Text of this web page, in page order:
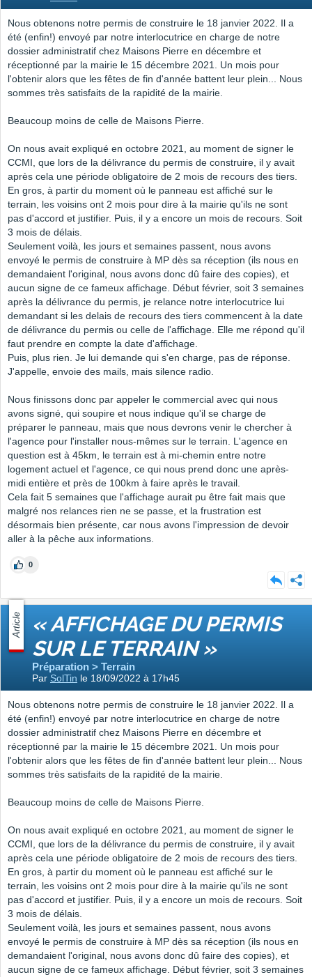
Nous obtenons notre permis de construire le 18 janvier 2022. Il a
été (enfin!) envoyé par notre interlocutrice en charge de notre
dossier administratif chez Maisons Pierre en décembre et
réceptionné par la mairie le 15 décembre 2021. Un mois pour
l'obtenir alors que les fêtes de fin d'année battent leur plein... Nous
sommes très satisfaits de la rapidité de la mairie.
Beaucoup moins de celle de Maisons Pierre.
On nous avait expliqué en octobre 2021, au moment de signer le
CCMI, que lors de la délivrance du permis de construire, il y avait
après cela une période obligatoire de 2 mois de recours des tiers.
En gros, à partir du moment où le panneau est affiché sur le
terrain, les voisins ont 2 mois pour dire à la mairie qu'ils ne sont
pas d'accord et justifier. Puis, il y a encore un mois de recours. Soit
3 mois de délais.
Seulement voilà, les jours et semaines passent, nous avons
envoyé le permis de construire à MP dès sa réception (ils nous en
demandaient l'original, nous avons donc dû faire des copies), et
aucun signe de ce fameux affichage. Début février, soit 3 semaines
après la délivrance du permis, je relance notre interlocutrice lui
demandant si les delais de recours des tiers commencent à la date
de délivrance du permis ou celle de l'affichage. Elle me répond qu'il
faut prendre en compte la date d'affichage.
Puis, plus rien. Je lui demande qui s'en charge, pas de réponse.
J'appelle, envoie des mails, mais silence radio.
Nous finissons donc par appeler le commercial avec qui nous
avons signé, qui soupire et nous indique qu'il se charge de
préparer le panneau, mais que nous devrons venir le chercher à
l'agence pour l'installer nous-mêmes sur le terrain. L'agence en
question est à 45km, le terrain est à mi-chemin entre notre
logement actuel et l'agence, ce qui nous prend donc une après-
midi entière et près de 100km à faire après le travail.
Cela fait 5 semaines que l'affichage aurait pu être fait mais que
malgré nos relances rien ne se passe, et la frustration est
désormais bien présente, car nous avons l'impression de devoir
aller à la pêche aux informations.
0
Article « AFFICHAGE DU PERMIS
SUR LE TERRAIN »
Préparation > Terrain
Par SolTin le 18/09/2022 à 17h45
Nous obtenons notre permis de construire le 18 janvier 2022. Il a
été (enfin!) envoyé par notre interlocutrice en charge de notre
dossier administratif chez Maisons Pierre en décembre et
réceptionné par la mairie le 15 décembre 2021. Un mois pour
l'obtenir alors que les fêtes de fin d'année battent leur plein... Nous
sommes très satisfaits de la rapidité de la mairie.
Beaucoup moins de celle de Maisons Pierre.
On nous avait expliqué en octobre 2021, au moment de signer le
CCMI, que lors de la délivrance du permis de construire, il y avait
après cela une période obligatoire de 2 mois de recours des tiers.
En gros, à partir du moment où le panneau est affiché sur le
terrain, les voisins ont 2 mois pour dire à la mairie qu'ils ne sont
pas d'accord et justifier. Puis, il y a encore un mois de recours. Soit
3 mois de délais.
Seulement voilà, les jours et semaines passent, nous avons
envoyé le permis de construire à MP dès sa réception (ils nous en
demandaient l'original, nous avons donc dû faire des copies), et
aucun signe de ce fameux affichage. Début février, soit 3 semaines